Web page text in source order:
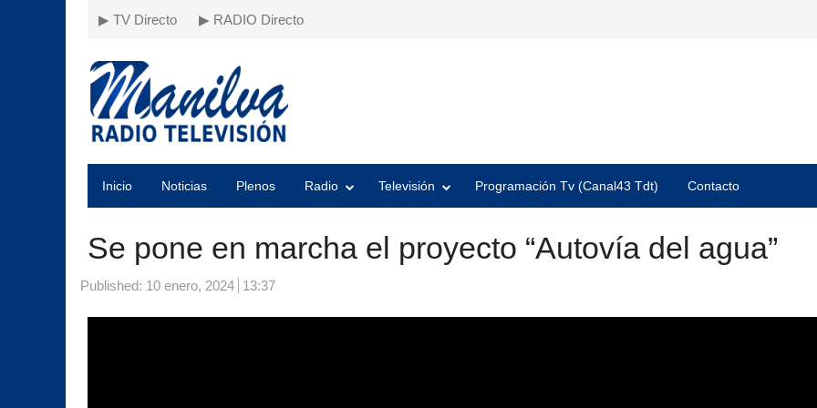
▶ TV Directo ▶ RADIO Directo
Inicio Noticias Plenos Radio Televisión Programación Tv (Canal43 Tdt) Contacto
Se pone en marcha el proyecto “Autovía del agua”
Published: 10 enero, 2024 13:37